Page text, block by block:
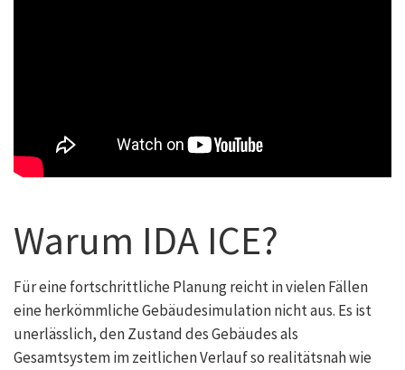
Warum IDA ICE?
Für eine fortschrittliche Planung reicht in vielen Fällen
eine herkömmliche Gebäudesimulation nicht aus. Es ist
unerlässlich, den Zustand des Gebäudes als
Gesamtsystem im zeitlichen Verlauf so realitätsnah wie